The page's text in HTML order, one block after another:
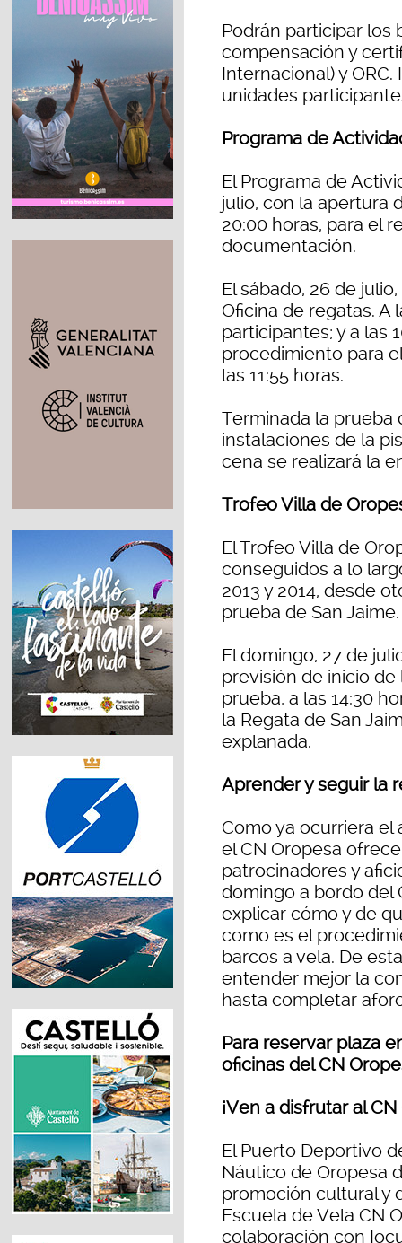
Podrán participar los
compensación y
Internacional) y
unidades
Programa de
El Programa de
julio, con la apertura
20:00 horas, para el
documentación.
El sábado, 26 de
Oficina de regatas. A
participantes; y a las
procedimiento para
las 11:55 horas.
Terminada la prueba
instalaciones de la
cena se realizará la
Trofeo Villa de
El Trofeo Villa de
conseguidos a lo
2013 y 2014, desde
prueba de San Jaime.
El domingo, 27 de
previsión de inicio de
prueba, a las 14:30
la Regata de San
explanada.
Aprender y seguir la
Como ya ocurriera el
el CN Oropesa
patrocinadores y
domingo a bordo del
explicar cómo y de
como es el
barcos a vela. De
entender mejor la
hasta completar
Para reservar plaza
oficinas del CN
¡Ven a disfrutar al
El Puerto Deportivo
Náutico de Oropesa
promoción cultural y
Escuela de Vela CN
colaboración con